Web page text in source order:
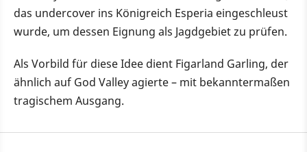
das undercover ins Königreich Esperia eingeschleust
wurde, um dessen Eignung als Jagdgebiet zu prüfen.
Als Vorbild für diese Idee dient Figarland Garling, der
ähnlich auf God Valley agierte – mit bekanntermaßen
tragischem Ausgang.